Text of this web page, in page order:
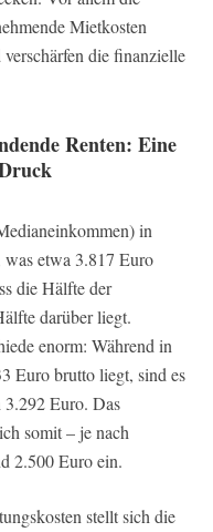
Mietkosten
die finanzielle
Renten: Eine
in
etwa 3.817 Euro
die Hälfte der
darüber liegt.
enorm: Während in
Euro brutto liegt, sind es
Euro. Das
somit – je nach
2.500 Euro ein.
stellt sich die